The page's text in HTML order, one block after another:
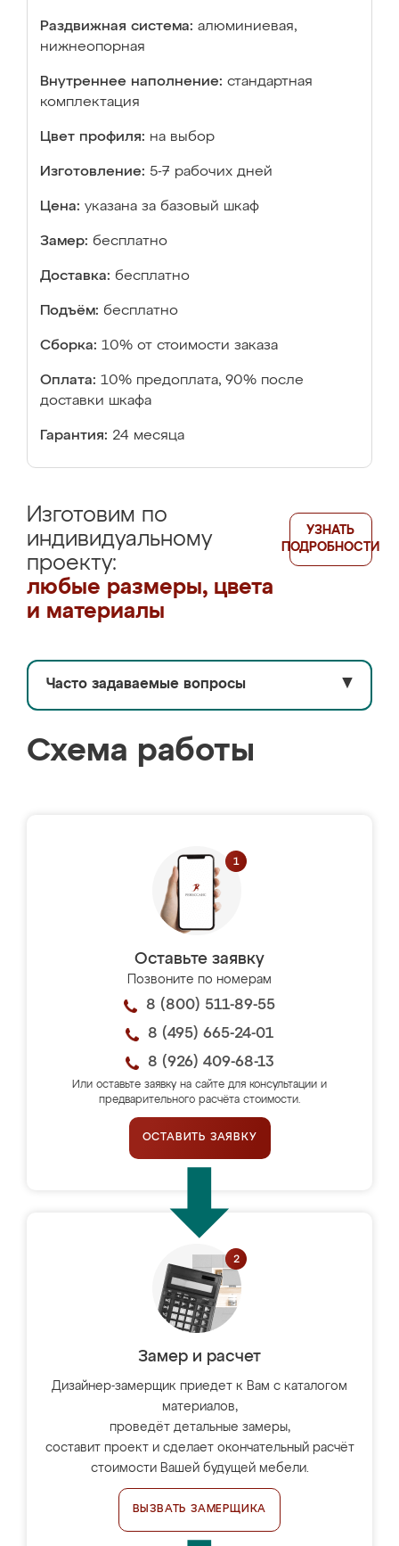
Раздвижная система: алюминиевая,
нижнеопорная
Внутреннее наполнение: стандартная
комплектация
Цвет профиля: на выбор
Изготовление: 5-7 рабочих дней
Цена: указана за базовый шкаф
Замер: бесплатно
Доставка: бесплатно
Подъём: бесплатно
Сборка: 10% от стоимости заказа
Оплата: 10% предоплата, 90% после
доставки шкафа
Гарантия: 24 месяца
Изготовим по
индивидуальному
проекту:
любые размеры, цвета
и материалы
УЗНАТЬ
ПОДРОБНОСТИ
Часто задаваемые вопросы ▼
Схема работы
Оставьте заявку
Позвоните по номерам
8 (800) 511-89-55
8 (495) 665-24-01
8 (926) 409-68-13
Или оставьте заявку на сайте для консультации и
предварительного расчёта стоимости.
ОСТАВИТЬ ЗАЯВКУ
Замер и расчет
Дизайнер-замерщик приедет к Вам с каталогом
материалов,
проведёт детальные замеры,
составит проект и сделает окончательный расчёт
стоимости Вашей будущей мебели.
ВЫЗВАТЬ ЗАМЕРЩИКА